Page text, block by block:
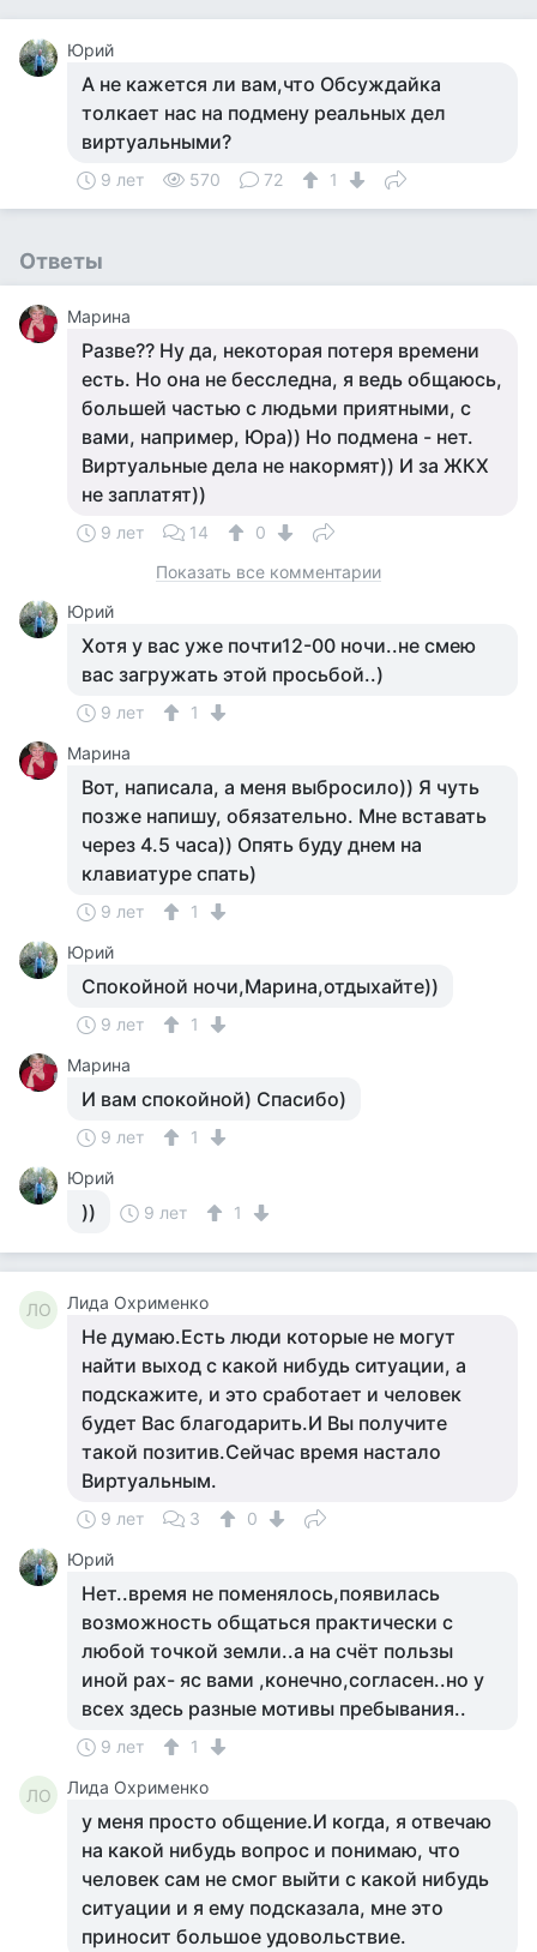
Юрий
А не кажется ли вам,что Обсуждайка
толкает нас на подмену реальных дел
виртуальными?
9 лет 570 72 1
Ответы
Марина
Разве?? Ну да, некоторая потеря времени
есть. Но она не бесследна, я ведь общаюсь,
большей частью с людьми приятными, с
вами, например, Юра)) Но подмена - нет.
Виртуальные дела не накормят)) И за ЖКХ
не заплатят))
9 лет 14
0
Показать все комментарии
Юрий
Хотя у вас уже почти12-00 ночи..не смею
вас загружать этой просьбой..)
9 лет
1
Марина
Вот, написала, а меня выбросило)) Я чуть
позже напишу, обязательно. Мне вставать
через 4.5 часа)) Опять буду днем на
клавиатуре спать)
9 лет
1
Юрий
Спокойной ночи,Марина,отдыхайте))
9 лет
1
Марина
И вам спокойной) Спасибо)
9 лет
1
Юрий
)) 9 лет 1
ЛО Лида Охрименко
Не думаю.Есть люди которые не могут
найти выход с какой нибудь ситуации, а
подскажите, и это сработает и человек
будет Вас благодарить.И Вы получите
такой позитив.Сейчас время настало
Виртуальным.
9 лет 3
0
Юрий
Нет..время не поменялось,появилась
возможность общаться практически с
любой точкой земли..а на счёт пользы
иной рах- яс вами ,конечно,согласен..но у
всех здесь разные мотивы пребывания..
9 лет 1
ЛО Лида Охрименко
у меня просто общение.И когда, я отвечаю
на какой нибудь вопрос и понимаю, что
человек сам не смог выйти с какой нибудь
ситуации и я ему подсказала, мне это
приносит большое удовольствие.